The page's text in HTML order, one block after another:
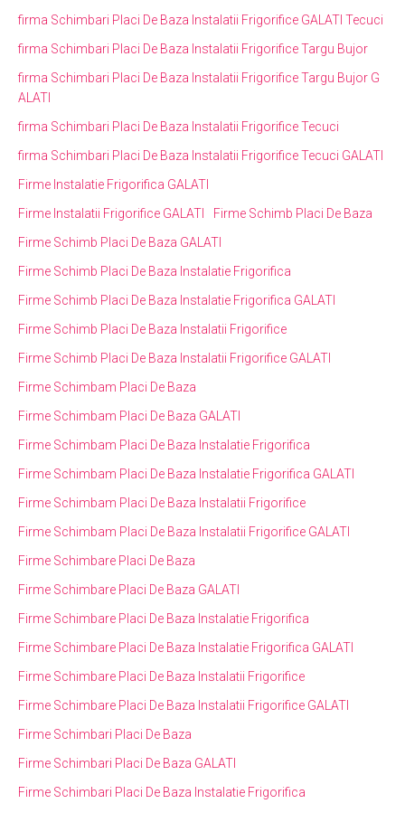
firma Schimbari Placi De Baza Instalatii Frigorifice GALATI Tecuci
firma Schimbari Placi De Baza Instalatii Frigorifice Targu Bujor
firma Schimbari Placi De Baza Instalatii Frigorifice Targu Bujor G
ALATI
firma Schimbari Placi De Baza Instalatii Frigorifice Tecuci
firma Schimbari Placi De Baza Instalatii Frigorifice Tecuci GALATI
Firme Instalatie Frigorifica GALATI
Firme Instalatii Frigorifice GALATI
Firme Schimb Placi De Baza
Firme Schimb Placi De Baza GALATI
Firme Schimb Placi De Baza Instalatie Frigorifica
Firme Schimb Placi De Baza Instalatie Frigorifica GALATI
Firme Schimb Placi De Baza Instalatii Frigorifice
Firme Schimb Placi De Baza Instalatii Frigorifice GALATI
Firme Schimbam Placi De Baza
Firme Schimbam Placi De Baza GALATI
Firme Schimbam Placi De Baza Instalatie Frigorifica
Firme Schimbam Placi De Baza Instalatie Frigorifica GALATI
Firme Schimbam Placi De Baza Instalatii Frigorifice
Firme Schimbam Placi De Baza Instalatii Frigorifice GALATI
Firme Schimbare Placi De Baza
Firme Schimbare Placi De Baza GALATI
Firme Schimbare Placi De Baza Instalatie Frigorifica
Firme Schimbare Placi De Baza Instalatie Frigorifica GALATI
Firme Schimbare Placi De Baza Instalatii Frigorifice
Firme Schimbare Placi De Baza Instalatii Frigorifice GALATI
Firme Schimbari Placi De Baza
Firme Schimbari Placi De Baza GALATI
Firme Schimbari Placi De Baza Instalatie Frigorifica